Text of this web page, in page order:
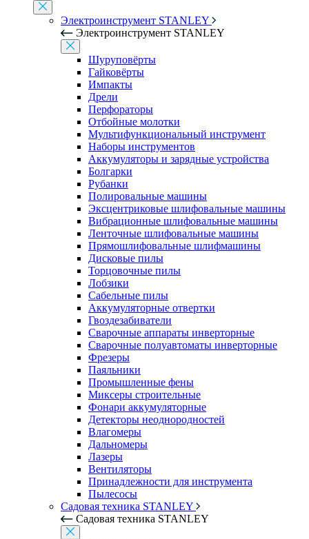
Электроинструмент STANLEY
Электроинструмент STANLEY
Шуруповёрты
Гайковёрты
Импакты
Дрели
Перфораторы
Отбойные молотки
Мультифункциональный инструмент
Наборы инструментов
Аккумуляторы и зарядные устройства
Болгарки
Рубанки
Полировальные машины
Эксцентриковые шлифовальные машины
Вибрационные шлифовальные машины
Ленточные шлифовальные машины
Прямошлифовальные шлифмашины
Дисковые пилы
Торцовочные пилы
Лобзики
Сабельные пилы
Аккумуляторные отвертки
Гвоздезабиватели
Сварочные аппараты инверторные
Сварочные полуавтоматы инверторные
Фрезеры
Паяльники
Промышленные фены
Миксеры строительные
Фонари аккумуляторные
Детекторы неоднородностей
Влагомеры
Дальномеры
Лазеры
Вентиляторы
Принадлежности для инструмента
Пылесосы
Садовая техника STANLEY
Садовая техника STANLEY